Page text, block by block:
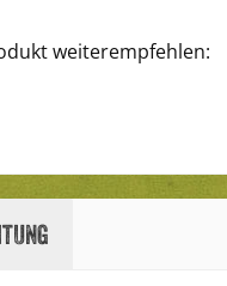
weiterempfehlen: